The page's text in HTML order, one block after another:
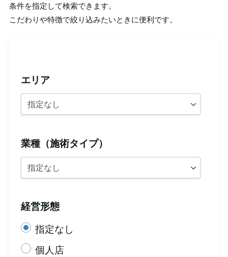
条件を指定して検索できます。
こだわりや特徴で絞り込みたいときに便利です。
エリア
業種（施術タイプ）
経営形態
指定なし
個人店